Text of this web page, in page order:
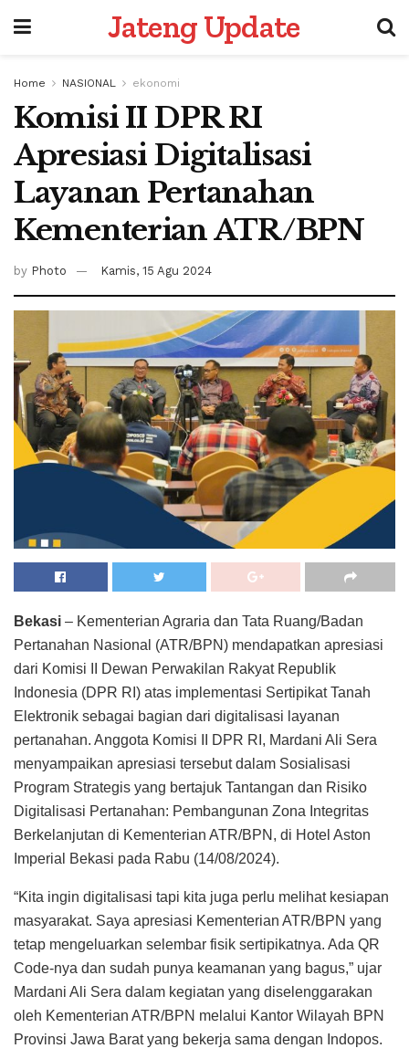
Jateng Update
Home NASIONAL ekonomi
Komisi II DPR RI
Apresiasi Digitalisasi
Layanan Pertanahan
Kementerian ATR/BPN
by Photo Kamis, 15 Agu 2024
Bekasi – Kementerian Agraria dan Tata Ruang/Badan
Pertanahan Nasional (ATR/BPN) mendapatkan apresiasi
dari Komisi II Dewan Perwakilan Rakyat Republik
Indonesia (DPR RI) atas implementasi Sertipikat Tanah
Elektronik sebagai bagian dari digitalisasi layanan
pertanahan. Anggota Komisi II DPR RI, Mardani Ali Sera
menyampaikan apresiasi tersebut dalam Sosialisasi
Program Strategis yang bertajuk Tantangan dan Risiko
Digitalisasi Pertanahan: Pembangunan Zona Integritas
Berkelanjutan di Kementerian ATR/BPN, di Hotel Aston
Imperial Bekasi pada Rabu (14/08/2024).
“Kita ingin digitalisasi tapi kita juga perlu melihat kesiapan
masyarakat. Saya apresiasi Kementerian ATR/BPN yang
tetap mengeluarkan selembar fisik sertipikatnya. Ada QR
Code-nya dan sudah punya keamanan yang bagus,” ujar
Mardani Ali Sera dalam kegiatan yang diselenggarakan
oleh Kementerian ATR/BPN melalui Kantor Wilayah BPN
Provinsi Jawa Barat yang bekerja sama dengan Indopos.